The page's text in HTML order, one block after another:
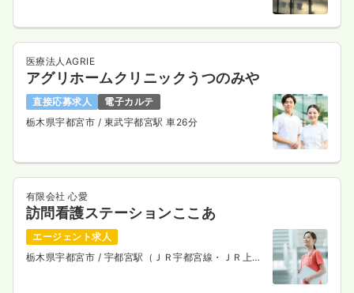
医療法人AGRIE
アグリホームクリニックうつのみや
直接応募求人
電子カルテ
栃木県宇都宮市 / 東武宇都宮駅 車26分
有限会社 心愛
訪問看護ステーションここあ
エージェント求人
栃木県宇都宮市 / 宇都宮駅（ＪＲ宇都宮線・ＪＲ上野